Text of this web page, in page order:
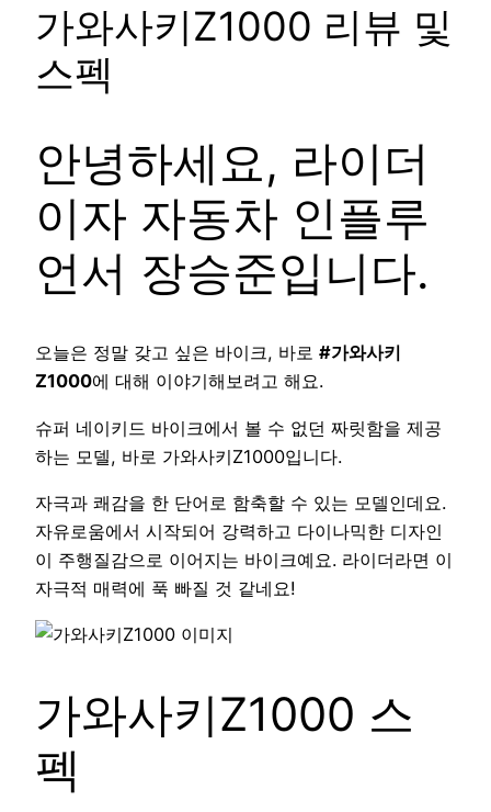
가와사키Z1000 리뷰 및
스펙
안녕하세요, 라이더
이자 자동차 인플루
언서 장승준입니다.
오늘은 정말 갖고 싶은 바이크, 바로 #가와사키
Z1000에 대해 이야기해보려고 해요.
슈퍼 네이키드 바이크에서 볼 수 없던 짜릿함을 제공
하는 모델, 바로 가와사키Z1000입니다.
자극과 쾌감을 한 단어로 함축할 수 있는 모델인데요.
자유로움에서 시작되어 강력하고 다이나믹한 디자인
이 주행질감으로 이어지는 바이크예요. 라이더라면 이
자극적 매력에 푹 빠질 것 같네요!
가와사키Z1000 스
펙